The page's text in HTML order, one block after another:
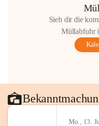
Sieh dir die
Müllabfuhr
Mo., 13.